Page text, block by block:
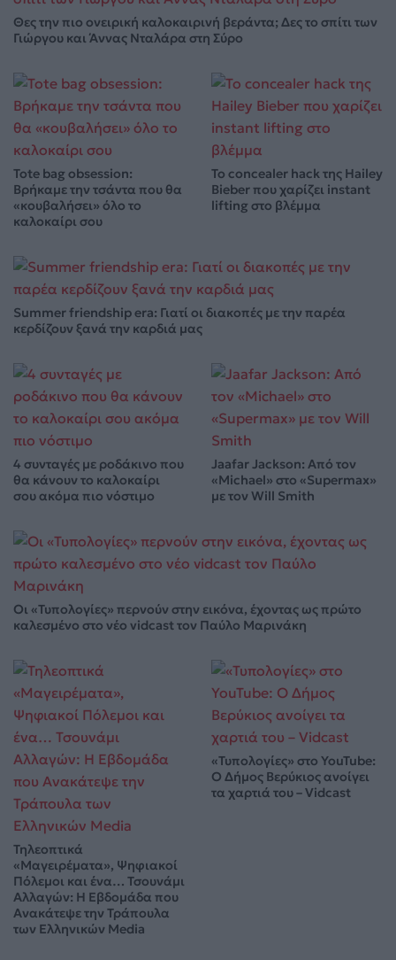
Θες την πιο ονειρική καλοκαιρινή βεράντα; Δες το σπίτι των
Γιώργου και Άννας Νταλάρα στη Σύρο
Tote bag obsession:
Βρήκαμε την τσάντα που θα
«κουβαλήσει» όλο το
καλοκαίρι σου
Το concealer hack της Hailey
Bieber που χαρίζει instant
lifting στο βλέμμα
Summer friendship era: Γιατί οι διακοπές με την παρέα
κερδίζουν ξανά την καρδιά μας
4 συνταγές με ροδάκινο που
θα κάνουν το καλοκαίρι
σου ακόμα πιο νόστιμο
Jaafar Jackson: Από τον
«Michael» στο «Supermax»
με τον Will Smith
Οι «Τυπολογίες» περνούν στην εικόνα, έχοντας ως πρώτο
καλεσμένο στο νέο vidcast τον Παύλο Μαρινάκη
Τηλεοπτικά
«Μαγειρέματα», Ψηφιακοί
Πόλεμοι και ένα… Τσουνάμι
Αλλαγών: Η Εβδομάδα που
Ανακάτεψε την Τράπουλα
των Ελληνικών Media
«Τυπολογίες» στο YouTube:
Ο Δήμος Βερύκιος ανοίγει
τα χαρτιά του – Vidcast